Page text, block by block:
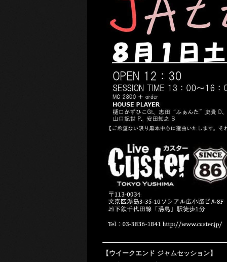
【ウイークエンド ジャムセッション】